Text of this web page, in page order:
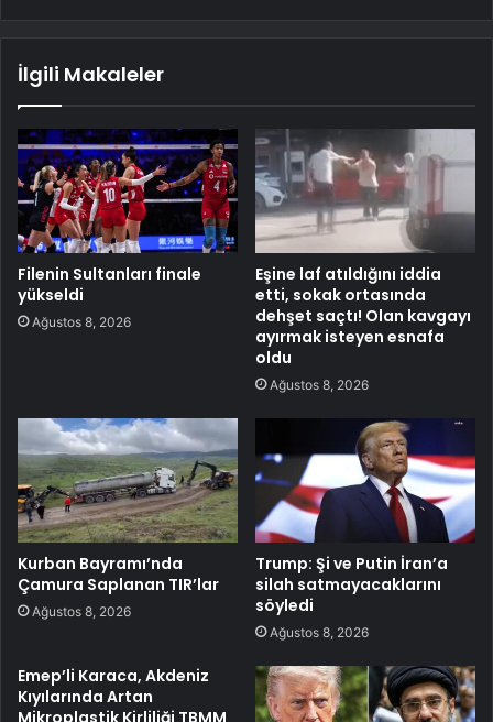
İlgili Makaleler
Filenin Sultanları finale
yükseldi
Ağustos 8, 2026
Eşine laf atıldığını iddia
etti, sokak ortasında
dehşet saçtı! Olan kavgayı
ayırmak isteyen esnafa
oldu
Ağustos 8, 2026
Kurban Bayramı’nda
Çamura Saplanan TIR’lar
Ağustos 8, 2026
Trump: Şi ve Putin İran’a
silah satmayacaklarını
söyledi
Ağustos 8, 2026
Emep’li Karaca, Akdeniz
Kıyılarında Artan
Mikroplastik Kirliliği TBMM